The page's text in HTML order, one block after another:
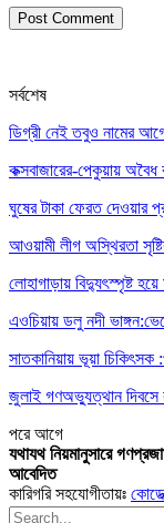
সর্বশেষ
ডিগ্রী নেই তবুও নামের
কক্সবাজারের-পেকুয়ায়
ঘুষের টাকা ফেরত দেওয়ার
আওয়ামী লীগ অস্থিরতা
লোহাগাড়ায় বিদ্যুৎস্পৃষ্ট
এওচিয়ায় ডলু নদী
সাতকানিয়ায় ভূয়া
জুলাই গণঅভ্যুত্থান দিবসে
পরেআগে
যথাযথ নিয়মানুসারে
আবেদিত
কারিগরি সহযোগীতায়ঃ